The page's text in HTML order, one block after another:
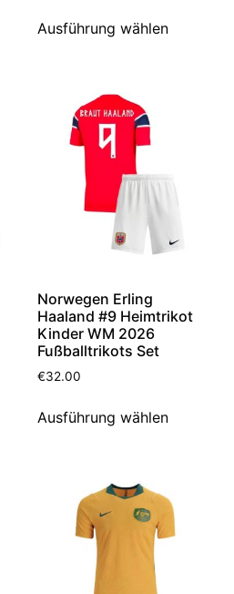
Ausführung wählen
Norwegen Erling
Haaland #9 Heimtrikot
Kinder WM 2026
Fußballtrikots Set
€32.00
Ausführung wählen